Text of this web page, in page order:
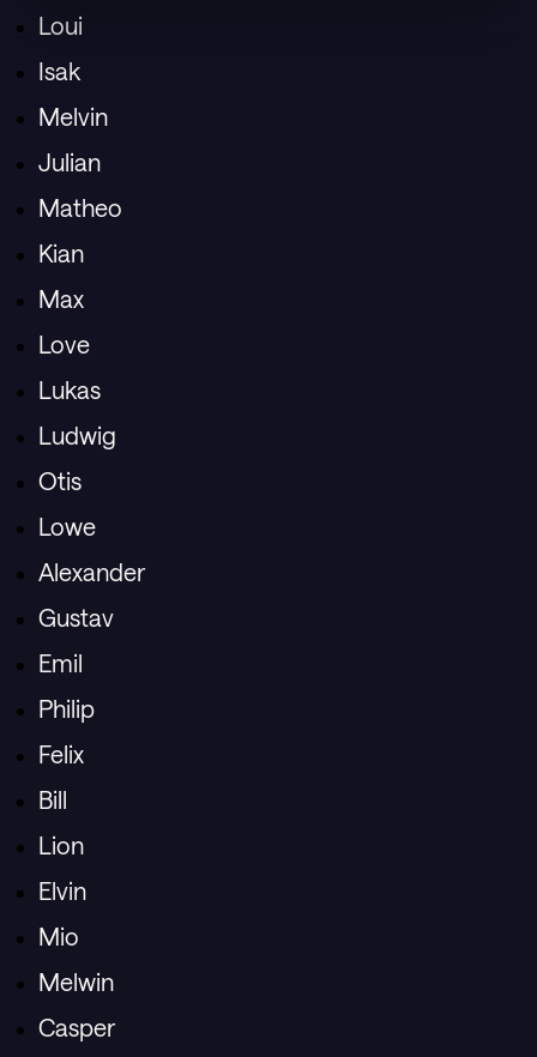
Loui
Isak
Melvin
Julian
Matheo
Kian
Max
Love
Lukas
Ludwig
Otis
Lowe
Alexander
Gustav
Emil
Philip
Felix
Bill
Lion
Elvin
Mio
Melwin
Casper